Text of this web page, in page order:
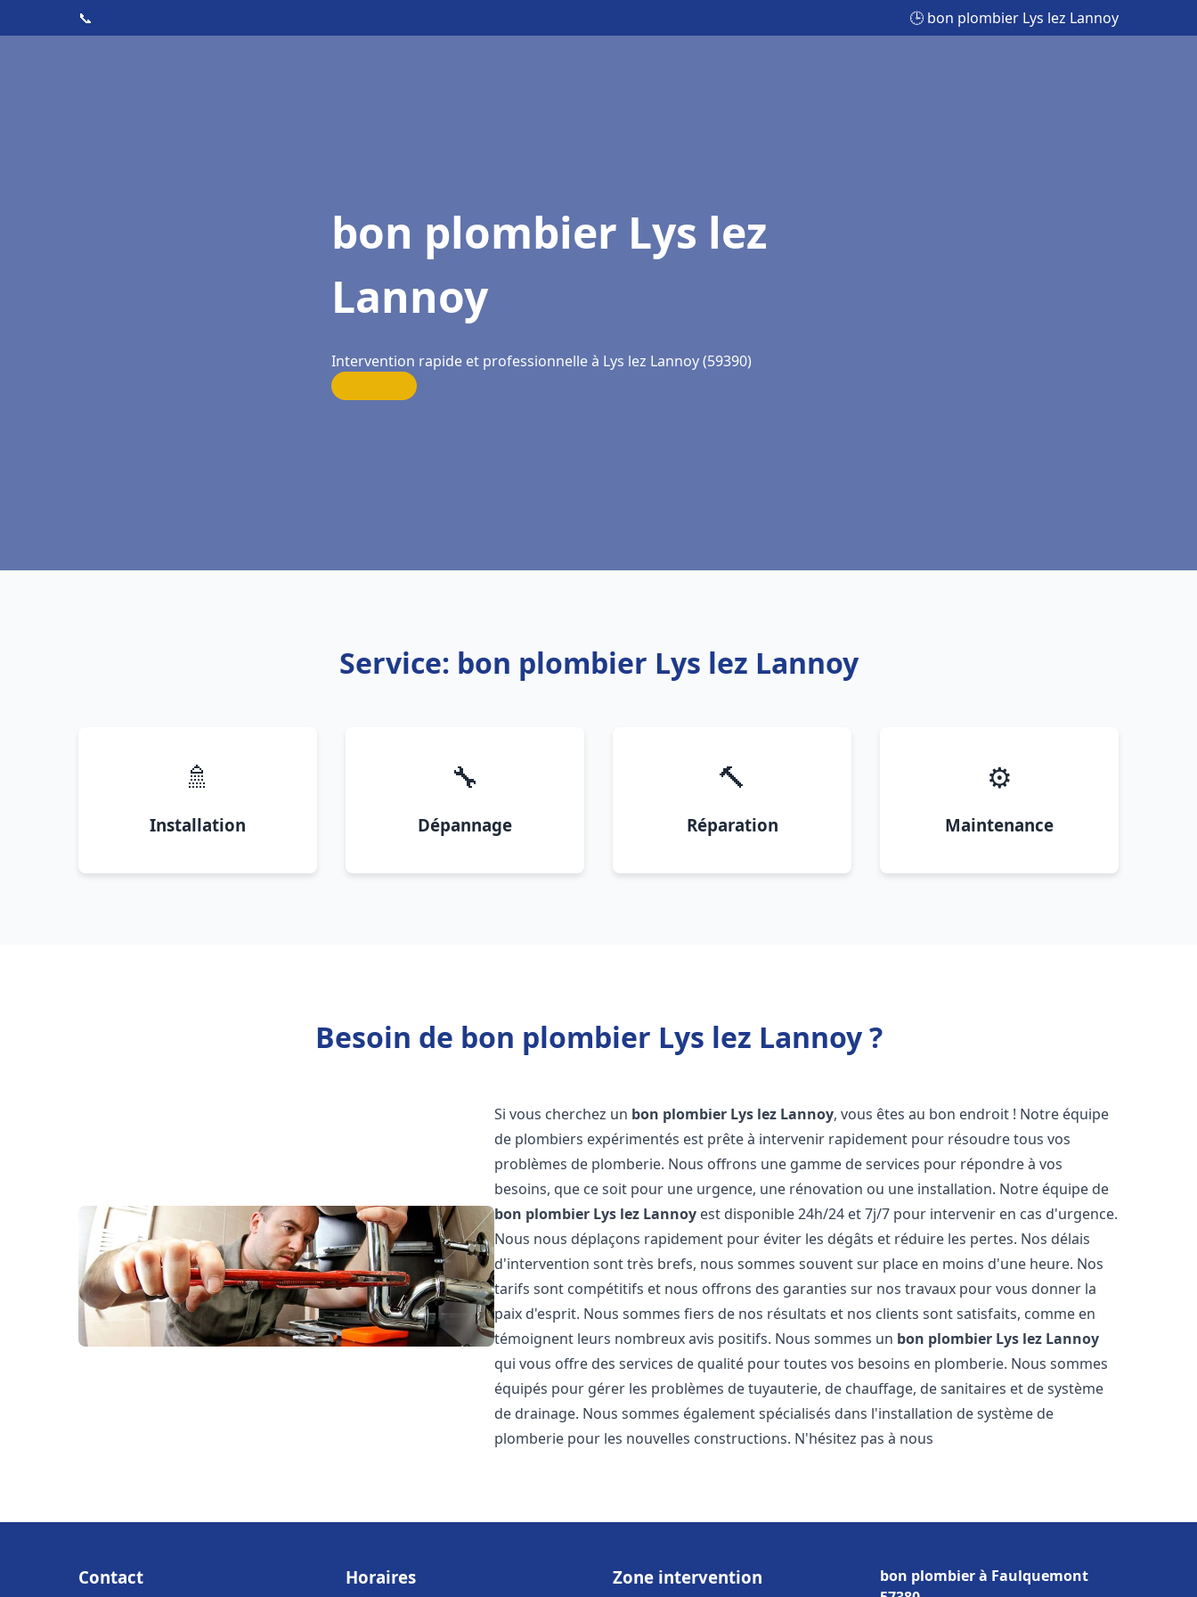
📞 🕒 bon plombier Lys lez Lannoy
bon plombier Lys lez
Lannoy
Intervention rapide et professionnelle à Lys lez Lannoy (59390)
Service: bon plombier Lys lez Lannoy
🚿
Installation
🔧
Dépannage
🔨
Réparation
⚙️
Maintenance
Besoin de bon plombier Lys lez Lannoy ?
Si vous cherchez un bon plombier Lys lez Lannoy, vous êtes au bon endroit ! Notre équipe
de plombiers expérimentés est prête à intervenir rapidement pour résoudre tous vos
problèmes de plomberie. Nous offrons une gamme de services pour répondre à vos
besoins, que ce soit pour une urgence, une rénovation ou une installation. Notre équipe de
bon plombier Lys lez Lannoy est disponible 24h/24 et 7j/7 pour intervenir en cas d'urgence.
Nous nous déplaçons rapidement pour éviter les dégâts et réduire les pertes. Nos délais
d'intervention sont très brefs, nous sommes souvent sur place en moins d'une heure. Nos
tarifs sont compétitifs et nous offrons des garanties sur nos travaux pour vous donner la
paix d'esprit. Nous sommes fiers de nos résultats et nos clients sont satisfaits, comme en
témoignent leurs nombreux avis positifs. Nous sommes un bon plombier Lys lez Lannoy
qui vous offre des services de qualité pour toutes vos besoins en plomberie. Nous sommes
équipés pour gérer les problèmes de tuyauterie, de chauffage, de sanitaires et de système
de drainage. Nous sommes également spécialisés dans l'installation de système de
plomberie pour les nouvelles constructions. N'hésitez pas à nous
Contact Horaires Zone intervention
bon plombier à Faulquemont